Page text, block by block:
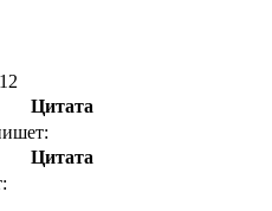
Цитата
Цитата